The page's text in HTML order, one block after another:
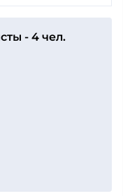
- 4 чел.